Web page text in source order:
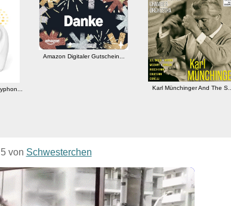
Amazon Digitaler Gutschein...
Karl Münchinger And The S...
von Schwesterchen